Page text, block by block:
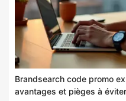
Brandsearch code promo
avantages et pièges à éviter